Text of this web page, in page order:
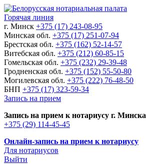
Горячая линия
г. Минск +375 (17) 243-08-95
Минская обл. +375 (17) 251-07-94
Брестская обл. +375 (162) 52-14-57
Витебская обл. +375 (212) 60-85-15
Гомельская обл. +375 (232) 29-39-48
Гродненская обл. +375 (152) 55-50-80
Могилевская обл. +375 (222) 76-48-50
БНП +375 (17) 323-59-34
Запись на прием
Запись на прием к нотариусу г. Минска
+375 (29) 114-45-45
Онлайн-запись на прием к нотариусу
Для нотариусов
Выйти